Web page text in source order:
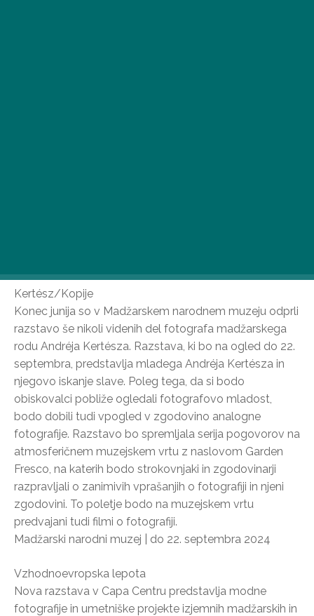
Kertész/Kopije
Konec junija so v Madžarskem narodnem muzeju odprli
razstavo še nikoli videnih del fotografa madžarskega
rodu Andréja Kertésza. Razstava, ki bo na ogled do 22.
septembra, predstavlja mladega Andréja Kertésza in
njegovo iskanje slave. Poleg tega, da si bodo
obiskovalci pobliže ogledali fotografovo mladost,
bodo dobili tudi vpogled v zgodovino analogne
fotografije. Razstavo bo spremljala serija pogovorov na
atmosferičnem muzejskem vrtu z naslovom Garden
Fresco, na katerih bodo strokovnjaki in zgodovinarji
razpravljali o zanimivih vprašanjih o fotografiji in njeni
zgodovini. To poletje bodo na muzejskem vrtu
predvajani tudi filmi o fotografiji.
Madžarski narodni muzej | do 22. septembra 2024
Vzhodnoevropska lepota
Nova razstava v Capa Centru predstavlja modne
fotografije in umetniške projekte izjemnih madžarskih in